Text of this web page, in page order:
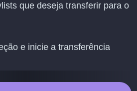
que deseja transferir para o
e inicie a transferência